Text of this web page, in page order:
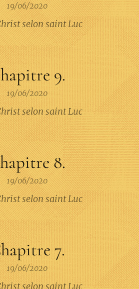
19/06/2020
selon saint Luc
9.
19/06/2020
selon saint Luc
8.
19/06/2020
selon saint Luc
7.
19/06/2020
selon saint Luc